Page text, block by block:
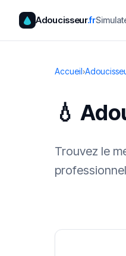
Adoucisseur.fr
Accueil›
💧
Trouvez le